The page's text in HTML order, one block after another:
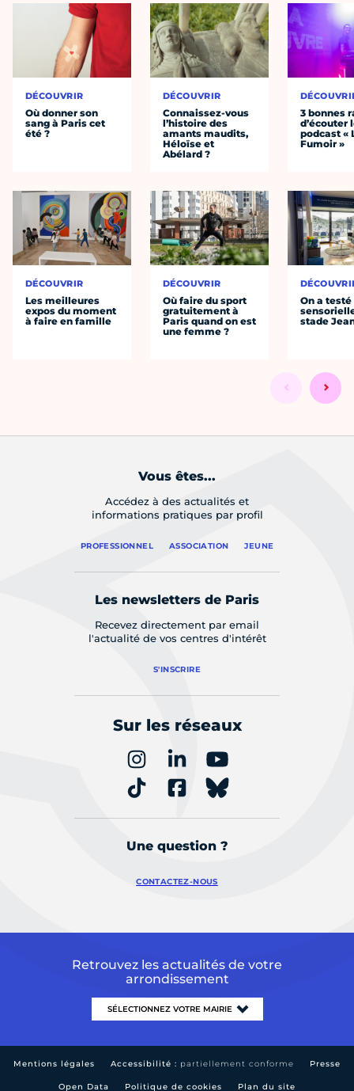
DÉCOUVRIR
Où donner son
sang à Paris cet
été ?
DÉCOUVRIR
Les meilleures
expos du moment
à faire en famille
DÉCOUVRIR
Connaissez-vous
l’histoire des
amants maudits,
Héloïse et
Abélard ?
DÉCOUVRIR
Où faire du sport
gratuitement à
Paris quand on est
une femme ?
3 bonnes
d’écouter
podcast «
Fumoir »
On a
stade
Vous êtes...
Accédez à des actualités et
informations pratiques par profil
PROFESSIONNEL ASSOCIATION JEUNE
Les newsletters de Paris
Recevez directement par email
l'actualité de vos centres d'intérêt
S'INSCRIRE
Sur les réseaux
Une question ?
CONTACTEZ-NOUS
Retrouvez les actualités de votre
arrondissement
Mentions légales Accessibilité : partiellement conforme Presse
Open Data Politique de cookies Plan du site